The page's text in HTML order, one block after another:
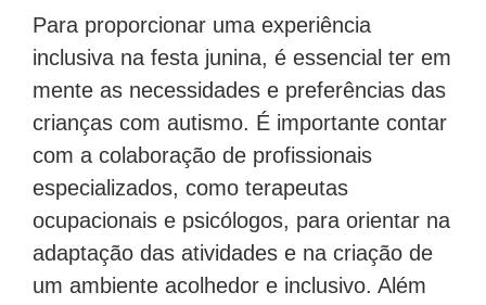
Para proporcionar uma experiência
inclusiva na festa junina, é essencial ter em
mente as necessidades e preferências das
crianças com autismo. É importante contar
com a colaboração de profissionais
especializados, como terapeutas
ocupacionais e psicólogos, para orientar na
adaptação das atividades e na criação de
um ambiente acolhedor e inclusivo. Além